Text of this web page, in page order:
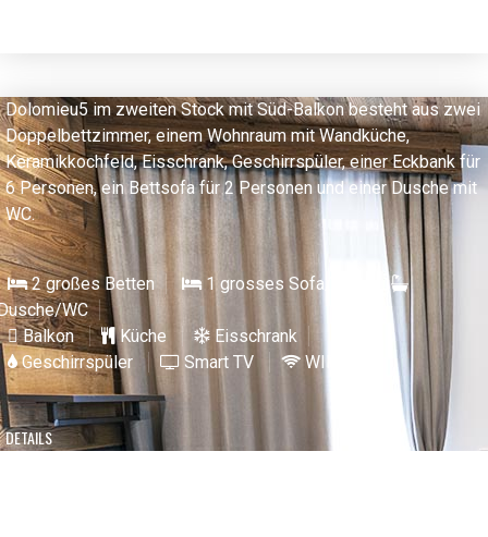
Dolomieu5 im zweiten Stock mit Süd-Balkon besteht aus zwei
Doppelbettzimmer, einem Wohnraum mit Wandküche,
Keramikkochfeld, Eisschrank, Geschirrspüler, einer Eckbank für
6 Personen, ein Bettsofa für 2 Personen und einer Dusche mit
WC.
2 großes Betten
1 grosses Sofa/Bett
WC
Balkon
Küche
Eisschrank
Geschirrspüler
Smart TV WIFI
DETAILS